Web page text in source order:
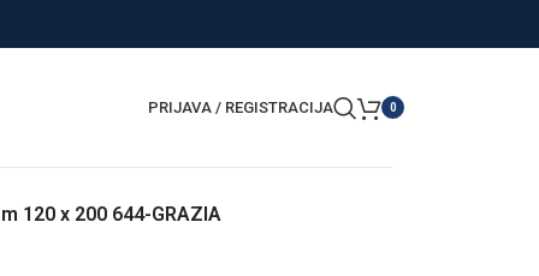
PRIJAVA / REGISTRACIJA 0
120 x 200 644-GRAZIA